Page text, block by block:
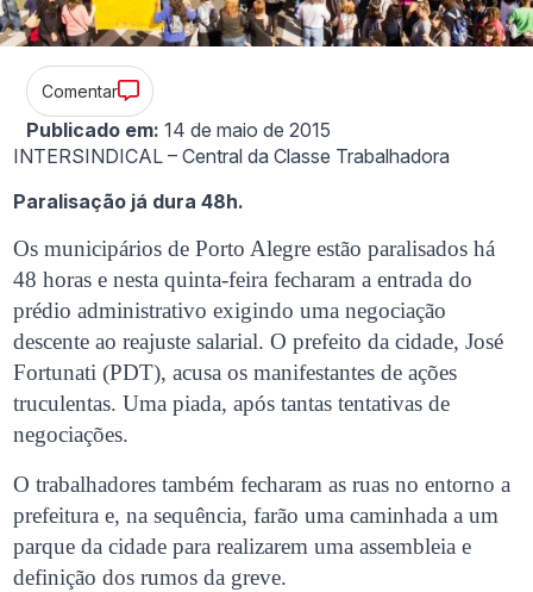
Comentar
Publicado em: 14 de maio de 2015
INTERSINDICAL – Central da Classe Trabalhadora
Paralisação já dura 48h.
Os municipários de Porto Alegre estão paralisados há
48 horas e nesta quinta-feira fecharam a entrada do
prédio administrativo exigindo uma negociação
descente ao reajuste salarial. O prefeito da cidade, José
Fortunati (PDT), acusa os manifestantes de ações
truculentas. Uma piada, após tantas tentativas de
negociações.
O trabalhadores também fecharam as ruas no entorno a
prefeitura e, na sequência, farão uma caminhada a um
parque da cidade para realizarem uma assembleia e
definição dos rumos da greve.